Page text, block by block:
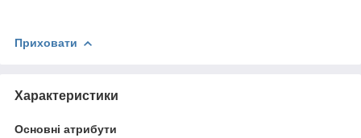
Приховати
Характеристики
Основні атрибути